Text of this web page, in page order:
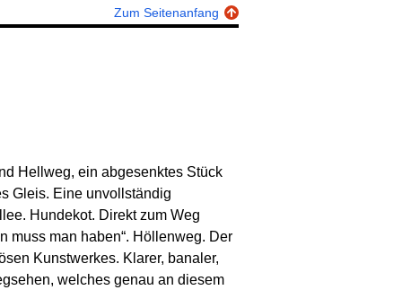
Zum Seitenanfang
Hellweg, ein abgesenktes Stück
Gleis. Eine unvollständig
Hundekot. Direkt zum Weg
muss man haben“. Höllenweg. Der
Kunstwerkes. Klarer, banaler,
welches genau an diesem